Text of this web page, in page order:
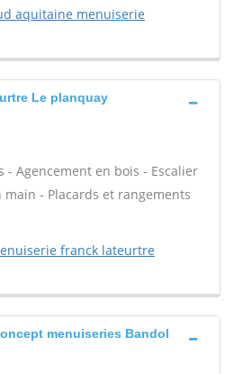
aquitaine menuiserie
Le planquay
Agencement en bois - Escalier
main - Placards et rangements
franck lateurtre
menuiseries Bandol